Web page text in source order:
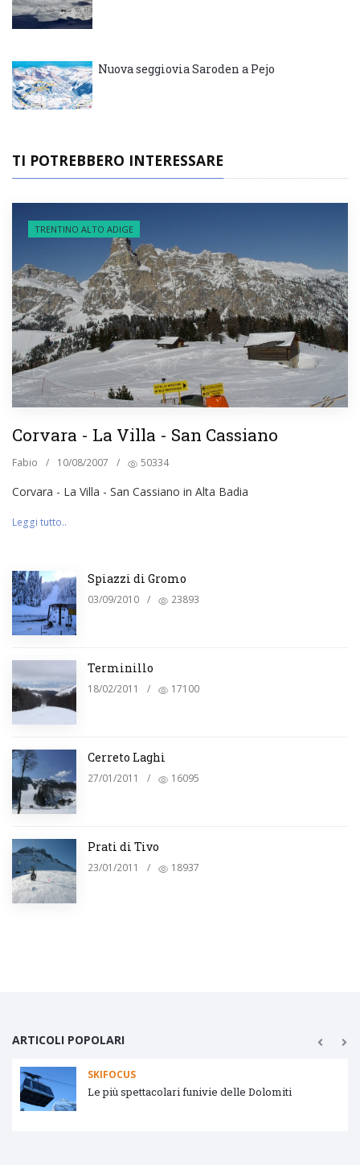
Nuova seggiovia Saroden a Pejo
TI POTREBBERO INTERESSARE
TRENTINO ALTO ADIGE
Corvara - La Villa - San Cassiano
Fabio / 10/08/2007 / 50334
Corvara - La Villa - San Cassiano in Alta Badia
Leggi tutto..
Spiazzi di Gromo
03/09/2010 / 23893
Terminillo
18/02/2011 / 17100
Cerreto Laghi
27/01/2011 / 16095
Prati di Tivo
23/01/2011 / 18937
ARTICOLI POPOLARI
SKIFOCUS
Tipologie impianti di risalita